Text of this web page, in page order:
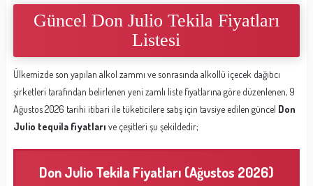
Güncel Don Julio Tekila Fiyatları
Listesi
Ülkemizde son yapılan alkol zammı ve sonrasında alkollü içecek dağıtıcı
şirketleri tarafından belirlenen yeni zamlı liste fiyatlarına göre düzenlenen, 9
Ağustos 2026 tarihi itibari ile tüketicilere satış için tavsiye edilen güncel Don
Julio tequila fiyatları ve çeşitleri şu şekildedir;
Don Julio Tekila Fiyatları (Ağustos 2026)